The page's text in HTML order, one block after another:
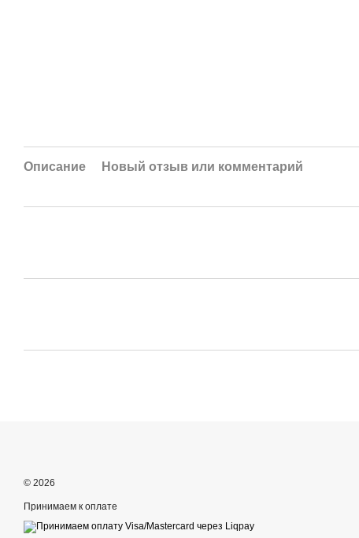
Описание Новый отзыв или комментарий
© 2026
Принимаем к оплате